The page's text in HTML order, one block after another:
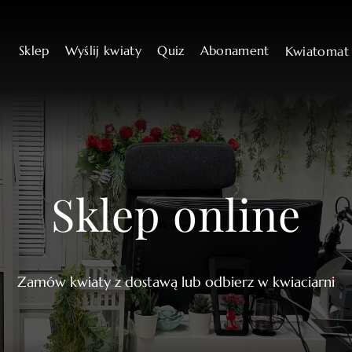
Sklep Wyślij kwiaty Quiz Abonament Kwiatomat
Sklep online
Zamów kwiaty z dostawą lub odbierz w kwiaciarni